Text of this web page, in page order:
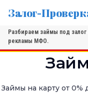
Залог-
Разбираем займы под
рекламы МФО.
Займы на карту от